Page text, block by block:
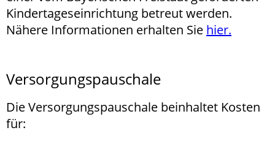
Kindertageseinrichtung betreut werden.
Nähere Informationen erhalten Sie hier.
Versorgungspauschale
Die Versorgungspauschale beinhaltet Kosten
für: